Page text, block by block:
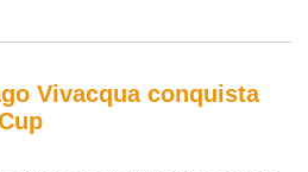
Vivacqua conquista